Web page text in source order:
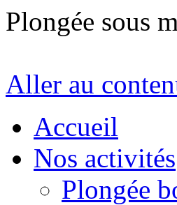
Plongée sous
Aller au
Accueil
Nos activités
Plongée